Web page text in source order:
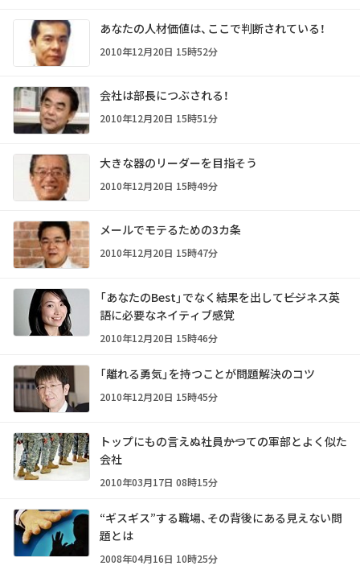
あなたの人材価値は、ここで判断されている！
2010年12月20日 15時52分
会社は部長につぶされる！
2010年12月20日 15時51分
大きな器のリーダーを目指そう
2010年12月20日 15時49分
メールでモテるための3カ条
2010年12月20日 15時47分
「あなたのBest」でなく結果を出して――ビジネス英
語に必要なネイティブ感覚
2010年12月20日 15時46分
「離れる勇気」を持つことが問題解決のコツ
2010年12月20日 15時45分
トップにもの言えぬ社員――かつての軍部とよく似た
会社
2010年03月17日 08時15分
“ギスギス”する職場、その背後にある見えない問
題とは
2008年04月16日 10時25分